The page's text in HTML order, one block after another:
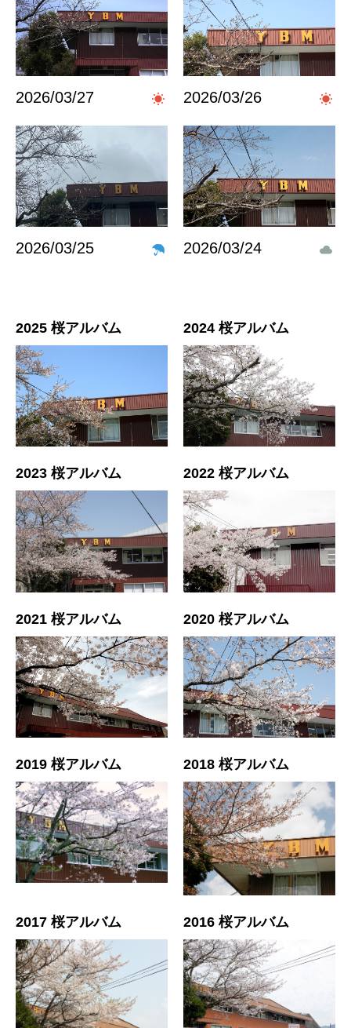
2026/03/27 2026/03/26
2026/03/25 2026/03/24
2025 桜アルバム 2024 桜アルバム
2023 桜アルバム 2022 桜アルバム
2021 桜アルバム 2020 桜アルバム
2019 桜アルバム 2018 桜アルバム
2017 桜アルバム 2016 桜アルバム